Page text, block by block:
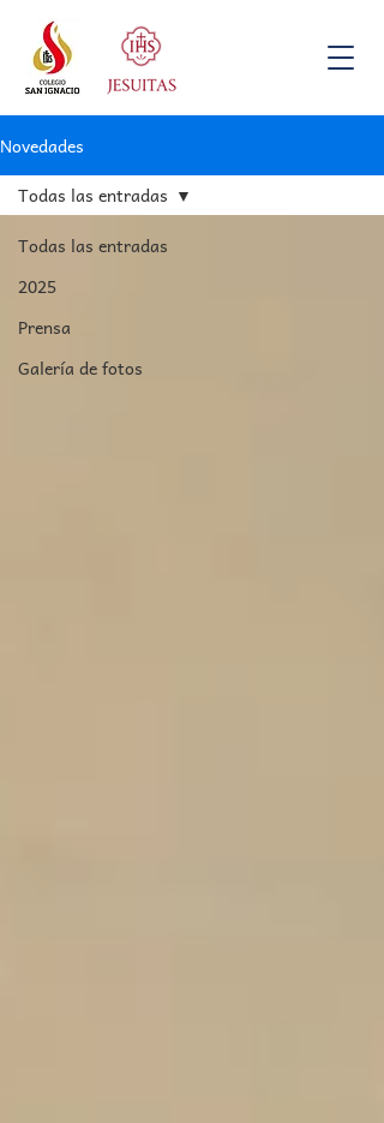
Novedades
Todas las entradas
2025
Prensa
Galería de fotos
Todas las entradas